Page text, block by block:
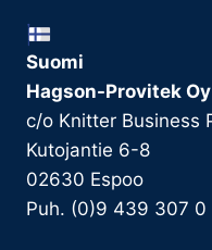
Suomi
Hagson-Provitek Oy
c/o Knitter Business
Kutojantie 6-8
02630 Espoo
Puh. (0)9 439 307 0